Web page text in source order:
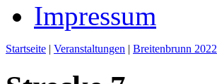
Impressum
Startseite | Veranstaltungen | Breitenbrunn 2022